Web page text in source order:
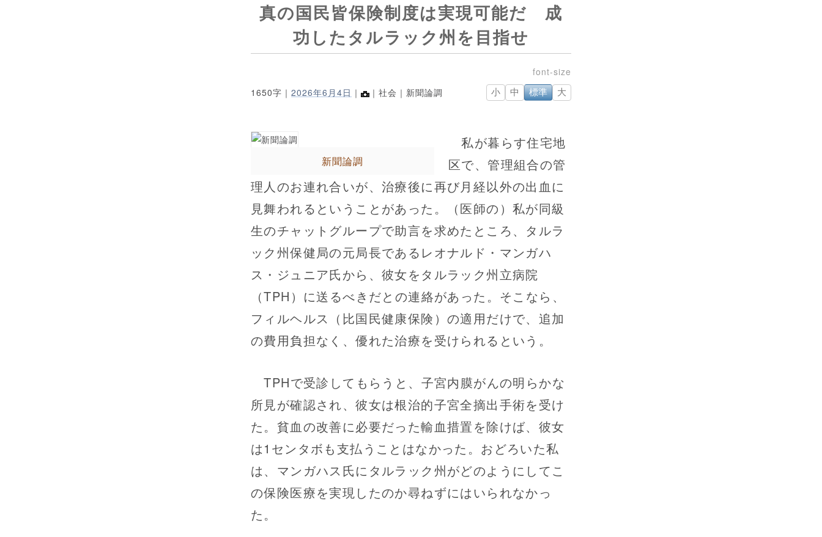
真の国民皆保険制度は実現可能だ 成
功したタルラック州を目指せ
1650字｜ 2026年6月4日 ｜ ｜社会｜新聞論調 小 中 標準 大
新聞論調
私が暮らす住宅地
区で、管理組合の管
理人のお連れ合いが、治療後に再び月経以外の出血に
見舞われるということがあった。（医師の）私が同級
生のチャットグループで助言を求めたところ、タルラ
ック州保健局の元局長であるレオナルド・マンガハ
ス・ジュニア氏から、彼女をタルラック州立病院
（TPH）に送るべきだとの連絡があった。そこなら、
フィルヘルス（比国民健康保険）の適用だけで、追加
の費用負担なく、優れた治療を受けられるという。
TPHで受診してもらうと、子宮内膜がんの明らかな
所見が確認され、彼女は根治的子宮全摘出手術を受け
た。貧血の改善に必要だった輸血措置を除けば、彼女
は1センタボも支払うことはなかった。おどろいた私
は、マンガハス氏にタルラック州がどのようにしてこ
の保険医療を実現したのか尋ねずにはいられなかっ
た。